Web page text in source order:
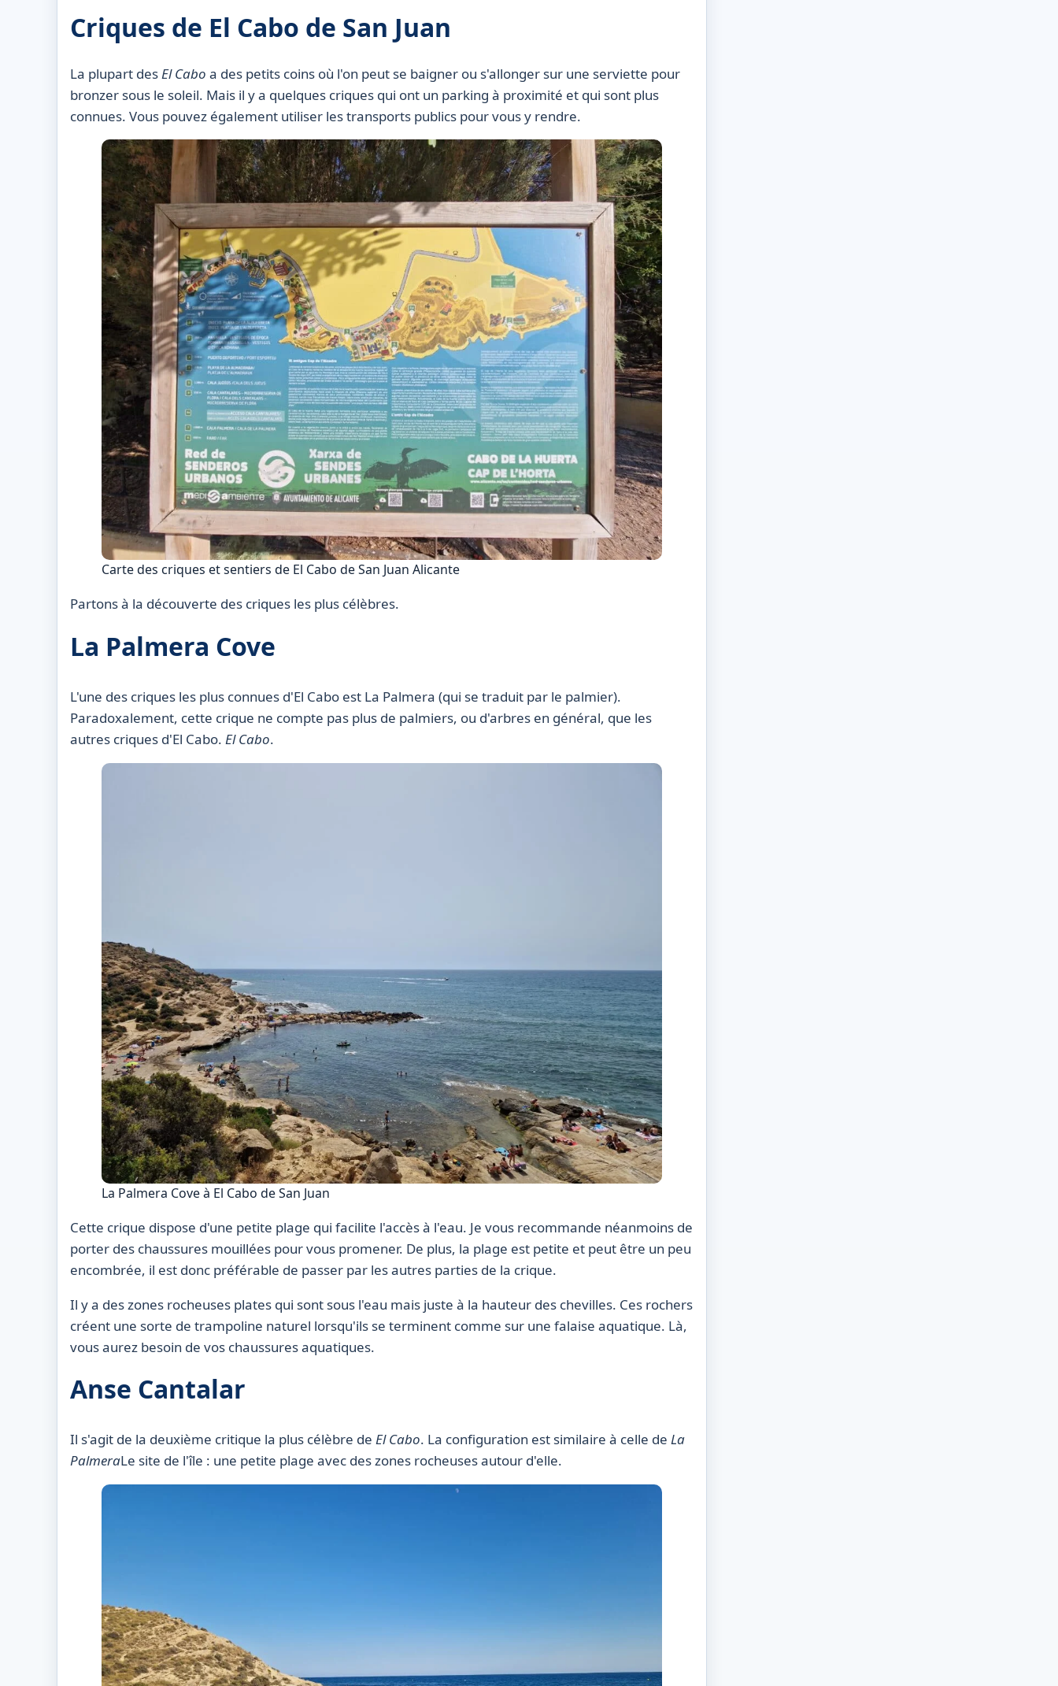
Criques de El Cabo de San Juan
La plupart des El Cabo a des petits coins où l'on peut se baigner ou s'allonger sur une serviette pour
bronzer sous le soleil. Mais il y a quelques criques qui ont un parking à proximité et qui sont plus
connues. Vous pouvez également utiliser les transports publics pour vous y rendre.
Carte des criques et sentiers de El Cabo de San Juan Alicante
Partons à la découverte des criques les plus célèbres.
La Palmera Cove
L'une des criques les plus connues d'El Cabo est La Palmera (qui se traduit par le palmier).
Paradoxalement, cette crique ne compte pas plus de palmiers, ou d'arbres en général, que les
autres criques d'El Cabo. El Cabo.
La Palmera Cove à El Cabo de San Juan
Cette crique dispose d'une petite plage qui facilite l'accès à l'eau. Je vous recommande néanmoins de
porter des chaussures mouillées pour vous promener. De plus, la plage est petite et peut être un peu
encombrée, il est donc préférable de passer par les autres parties de la crique.
Il y a des zones rocheuses plates qui sont sous l'eau mais juste à la hauteur des chevilles. Ces rochers
créent une sorte de trampoline naturel lorsqu'ils se terminent comme sur une falaise aquatique. Là,
vous aurez besoin de vos chaussures aquatiques.
Anse Cantalar
Il s'agit de la deuxième critique la plus célèbre de El Cabo. La configuration est similaire à celle de La
PalmeraLe site de l'île : une petite plage avec des zones rocheuses autour d'elle.